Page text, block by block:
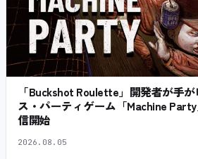
「Buckshot Roulette」開発者が手
ス・パーティゲーム「Machine
信開始
2026.08.05